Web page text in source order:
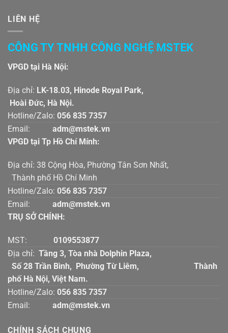
LIÊN HỆ
CÔNG TY TNHH CÔNG NGHỆ MSTEK
VPGD tại Hà Nội:
Địa chỉ: LK-18.03, Hinode Royal Park,
Hoài Đức, Hà Nội.
Hotline/Zalo: 056 835 7357
Email:
adm@mstek.vn
VPGD tại Tp Hồ Chí Mính:
Địa chỉ: 38 Cộng Hòa, Phường Tân Sơn Nhất,
Thành phố Hồ Chí Minh
Hotline/Zalo: 056 835 7357
Email:
adm@mstek.vn
TRỤ SỞ CHÍNH:
MST: 0109553877
Địa chỉ: Tầng 3, Tòa nhà Dolphin Plaza,
Số 28 Trần Bình, Phường Từ Liêm, Thành
phố Hà Nội, Việt Nam.
Hotline/Zalo: 056 835 7357
Email:
adm@mstek.vn
CHÍNH SÁCH CHUNG